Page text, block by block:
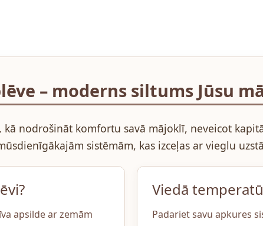
– moderns siltums Jūsu
kā nodrošināt komfortu savā mājoklī, neveicot
sistēmām, kas izceļas ar vieglu
apsilde ar zemām
Viedā
Padariet savu apkures